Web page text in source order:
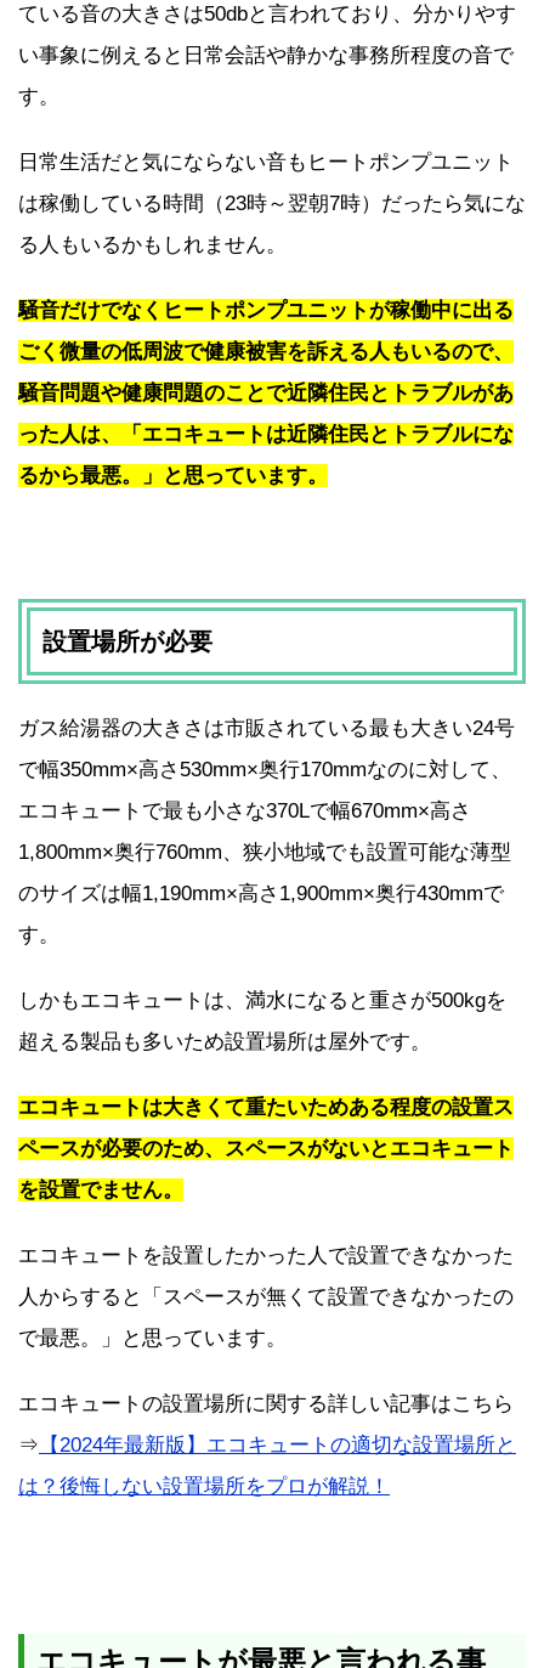
ている音の大きさは50dbと言われており、分かりやす
い事象に例えると日常会話や静かな事務所程度の音で
す。
日常生活だと気にならない音もヒートポンプユニット
は稼働している時間（23時～翌朝7時）だったら気にな
る人もいるかもしれません。
騒音だけでなくヒートポンプユニットが稼働中に出る
ごく微量の低周波で健康被害を訴える人もいるので、
騒音問題や健康問題のことで近隣住民とトラブルがあ
った人は、「エコキュートは近隣住民とトラブルにな
るから最悪。」と思っています。
設置場所が必要
ガス給湯器の大きさは市販されている最も大きい24号
で幅350mm×高さ530mm×奥行170mmなのに対して、
エコキュートで最も小さな370Lで幅670mm×高さ
1,800mm×奥行760mm、狭小地域でも設置可能な薄型
のサイズは幅1,190mm×高さ1,900mm×奥行430mmで
す。
しかもエコキュートは、満水になると重さが500kgを
超える製品も多いため設置場所は屋外です。
エコキュートは大きくて重たいためある程度の設置ス
ペースが必要のため、スペースがないとエコキュート
を設置でません。
エコキュートを設置したかった人で設置できなかった
人からすると「スペースが無くて設置できなかったの
で最悪。」と思っています。
エコキュートの設置場所に関する詳しい記事はこちら
⇒ 【2024年最新版】エコキュートの適切な設置場所と
は？後悔しない設置場所をプロが解説！
エコキュートが最悪と言われる事